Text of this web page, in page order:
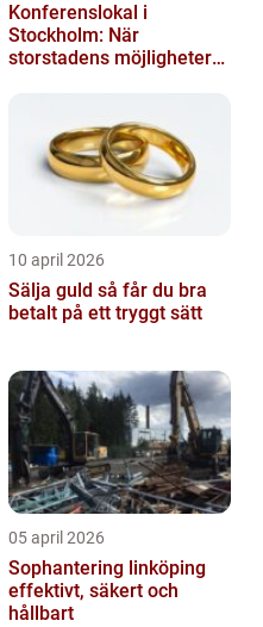
Konferenslokal i
Stockholm: När
storstadens möjligheter
10 april 2026
Sälja guld så får du bra
betalt på ett tryggt sätt
05 april 2026
Sophantering linköping
effektivt, säkert och
hållbart